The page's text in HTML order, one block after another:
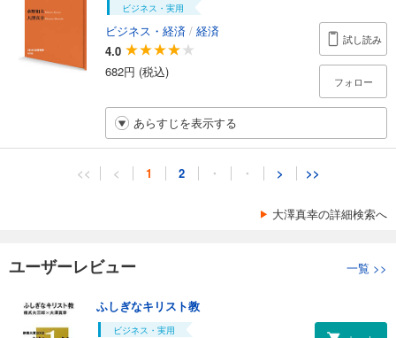
ビジネス・実用
ビジネス・経済 / 経済
4.0
682円 (税込)
試し読み
フォロー
あらすじを表示する
<< < 1 2 ・ ・ > >>
大澤真幸の詳細検索へ
ユーザーレビュー 一覧 >>
ふしぎなキリスト教
ビジネス・実用